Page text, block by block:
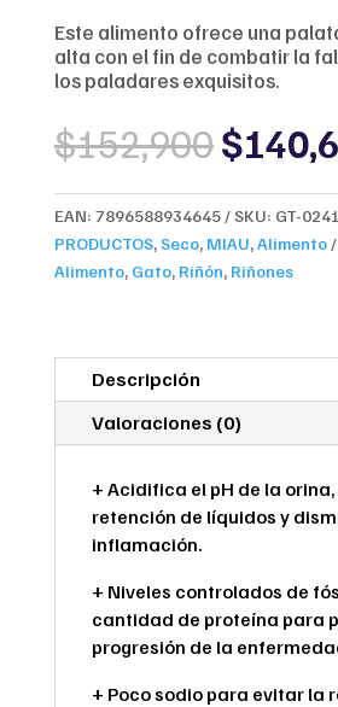
Este alimento ofrece una
alta con el fin de combatir la
los paladares exquisitos.
$152,900
price
was:
$
EAN: 7896588934645 SKU: GT-0241
PRODUCTOS,Seco, MIAU,Alimento
Alimento, Gato, Riñón, Riñones
Descripción
Valoraciones (0)
+ Acidifica el pH de la
retención de líquidos y
inflamación.
+ Niveles controlados de
cantidad de proteína para
progresión de la
+ Poco sodio para evitar la